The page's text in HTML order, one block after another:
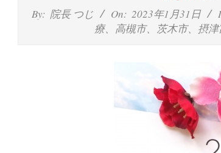
富
By: 院長 つじ On: 2023年1月31日
療、高槻市、茨木市、摂